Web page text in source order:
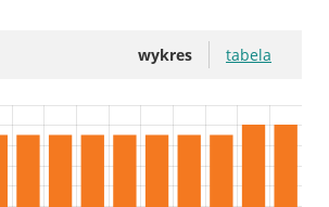
wykres tabela